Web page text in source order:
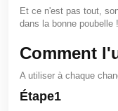
Et ce n'est pas tout,
dans la bonne poubelle !
Comment
A utiliser à chaque
Étape1